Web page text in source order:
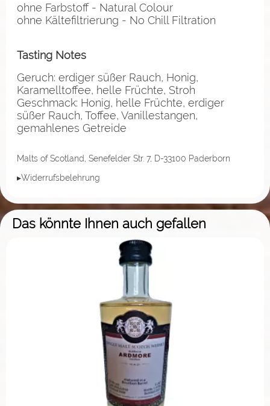
ohne Farbstoff - Natural Colour
ohne Kältefiltrierung - No Chill Filtration
Tasting Notes
Geruch: erdiger süßer Rauch, Honig,
Karamelltoffee, helle Früchte, Stroh
Geschmack: Honig, helle Früchte, erdiger
süßer Rauch, Toffee, Vanillestangen,
gemahlenes Getreide
Malts of Scotland, Senefelder Str. 7, D-33100 Paderborn
▸Widerrufsbelehrung
Das könnte Ihnen auch gefallen